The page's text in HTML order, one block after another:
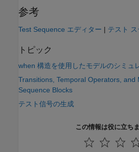
参考
Test Sequence エディター | テスト
トピック
when 構造を使用したモデルのシミュ
Transitions, Temporal Operators, and
Sequence Blocks
テスト信号の生成
この情報は役に立ち